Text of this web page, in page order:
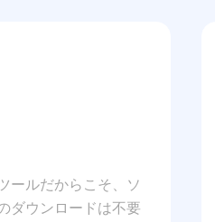
ールだからこそ、ソ
ダウンロードは不要